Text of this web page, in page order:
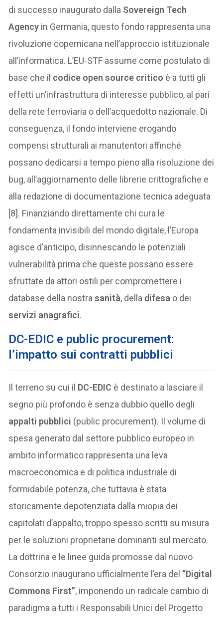
di successo inaugurato dalla Sovereign Tech
Agency in Germania, questo fondo rappresenta una
rivoluzione copernicana nell’approccio istituzionale
all’informatica. L’EU-STF assume come postulato di
base che il codice open source critico è a tutti gli
effetti un’infrastruttura di interesse pubblico, al pari
della rete ferroviaria o dell’acquedotto nazionale. Di
conseguenza, il fondo interviene erogando
compensi strutturali ai manutentori affinché
possano dedicarsi a tempo pieno alla risoluzione dei
bug, all’aggiornamento delle librerie crittografiche e
alla redazione di documentazione tecnica adeguata
[8]. Finanziando direttamente chi cura le
fondamenta invisibili del mondo digitale, l’Europa
agisce d’anticipo, disinnescando le potenziali
vulnerabilità prima che queste possano essere
sfruttate da attori ostili per compromettere i
database della nostrasanità, della difesa o dei
servizi anagrafici.
DC-EDIC e public procurement:
l’impatto sui contratti pubblici
Il terreno su cui il DC-EDIC è destinato a lasciare il
segno più profondo è senza dubbio quello degli
appalti pubblici (public procurement). Il volume di
spesa generato dal settore pubblico europeo in
ambito informatico rappresenta una leva
macroeconomica e di politica industriale di
formidabile potenza, che tuttavia è stata
storicamente depotenziata dalla miopia dei
capitolati d’appalto, troppo spesso scritti su misura
per le soluzioni proprietarie dominanti sul mercato.
La dottrina e le linee guida promosse dal nuovo
Consorzio inaugurano ufficialmente l’era del “Digital
Commons First”, imponendo un radicale cambio di
paradigma a tutti i Responsabili Unici del Progetto